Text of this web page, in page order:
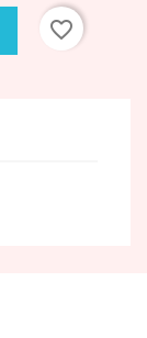
favorite_border